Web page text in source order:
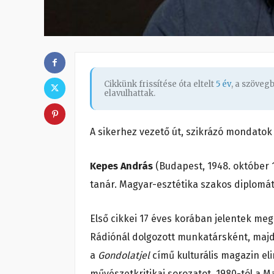
Cikkünk frissítése óta eltelt5 év, a
elavulhattak.
A sikerhez vezető út, szikrázó
Kepes András (Budapest, 1948. október
tanár. Magyar-esztétika szakos
Első cikkei 17 éves korában jelentek
Rádiónál dolgozott munkatársként,
a Gondolatjelcímű kulturális magazin